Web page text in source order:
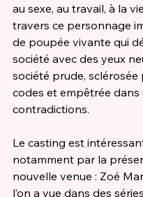
au sexe, au travail, à la
travers ce personnage
de poupée vivante qui
société avec des yeux
société prude, sclérosée
codes et empêtrée dans
contradictions.
Le casting est
notamment par la
nouvelle venue : Zoé
l’on a vue dans des